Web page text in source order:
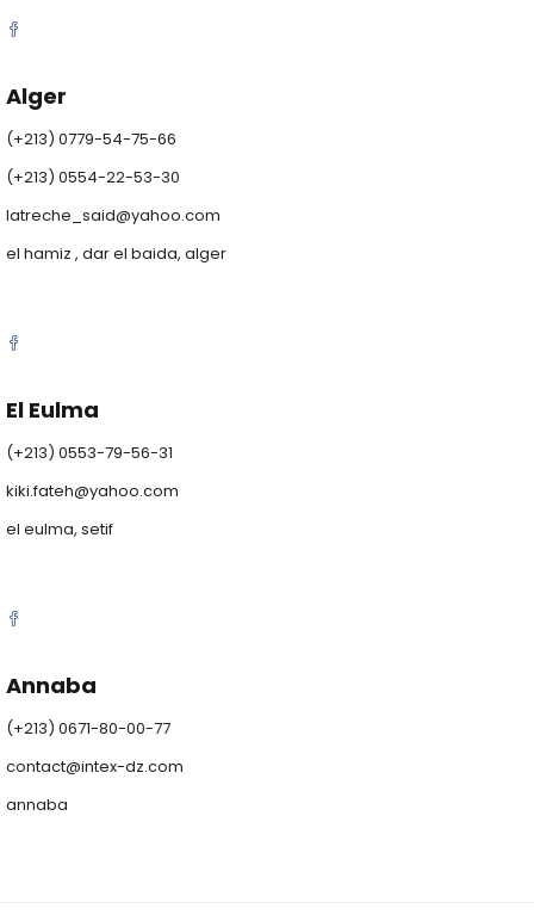
Alger
(+213) 0779-54-75-66
(+213) 0554-22-53-30
latreche_said@yahoo.com
el hamiz , dar el baida, alger
El Eulma
(+213) 0553-79-56-31
kiki.fateh@yahoo.com
el eulma, setif
Annaba
(+213) 0671-80-00-77
contact@intex-dz.com
annaba